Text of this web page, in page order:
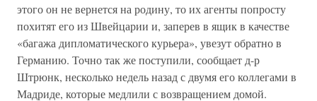
этого он не вернется на родину, то их агенты попросту
похитят его из Швейцарии и, заперев в ящик в качестве
«багажа дипломатического курьера», увезут обратно в
Германию. Точно так же поступили, сообщает д-р
Штрюнк, несколько недель назад с двумя его коллегами в
Мадриде, которые медлили с возвращением домой.